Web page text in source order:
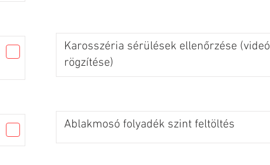
Karosszéria sérülések ellenőrzése (videó
rögzítése)
Ablakmosó folyadék szint feltöltés